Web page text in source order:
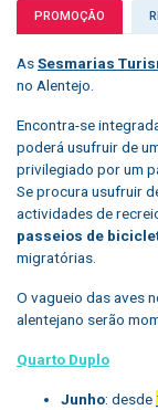
PROMOÇÃO
AsSesmarias
no Alentejo.
Encontra-se
poderá usufruir de
privilegiado por um
Se procura usufruir
actividades de
passeios de
migratórias.
O vagueio das aves
alentejano serão
Quarto Duplo
Junho: desde